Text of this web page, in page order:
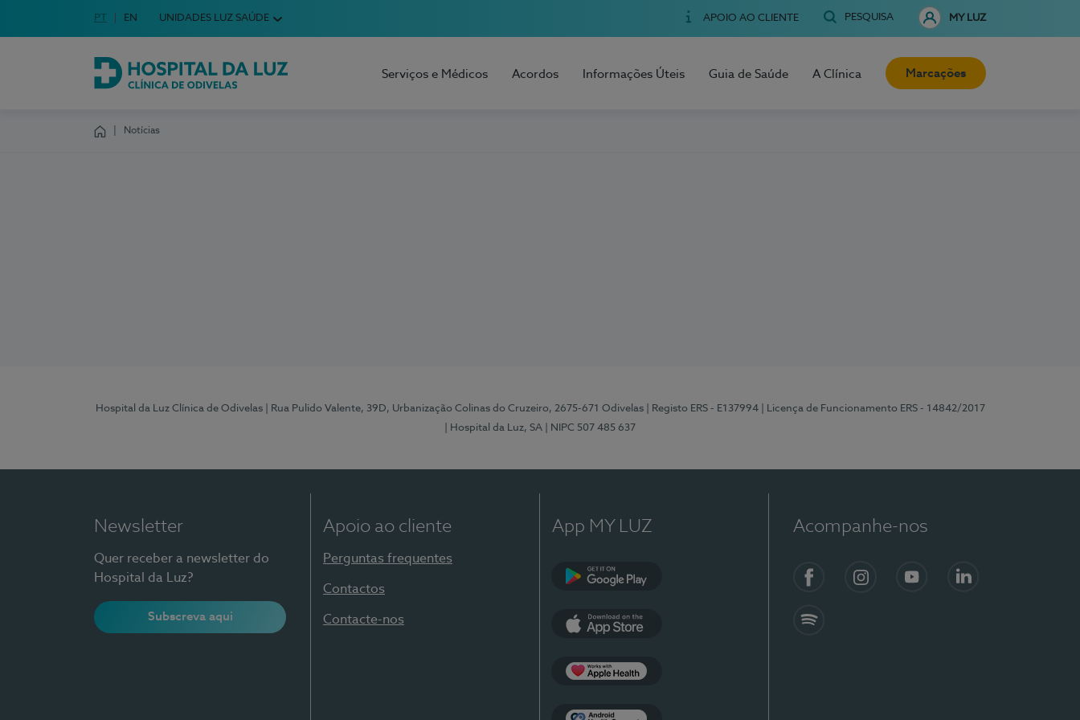
Escolha o seu idioma
Idioma em Português
PT English Language
EN UNIDADES LUZ SAÚDE APOIO AO CLIENTE PESQUISA MY LUZ
Hospital da Luz Clínica de Odivelas
Serviços e Médicos Acordos Informações Úteis Guia de Saúde A Clínica Marcações
Notícias
Hospital da Luz Clínica de Odivelas | Rua Pulido Valente, 39D, Urbanização Colinas do Cruzeiro, 2675-671 Odivelas | Registo ERS - E137994
| Licença de Funcionamento ERS - 14842/2017
| Hospital da Luz, SA
| NIPC 507 485 637
Newsletter
Quer receber a newsletter do
Hospital da Luz?
Subscreva aqui
Apoio ao cliente
Perguntas frequentes
Contactos
Contacte-nos
App MY LUZ Acompanhe-nos